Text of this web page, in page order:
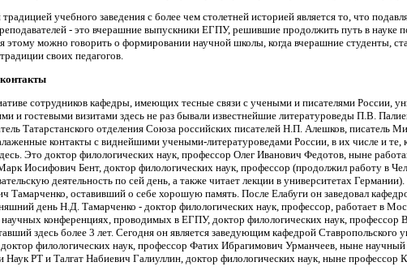
учебного заведения с более чем столетней историей является то, что
- это вчерашние выпускники ЕГПУ, решившие продолжить путь в науке
этому можно говорить о формировании научной школы, когда вчерашние студенты,
своих педагогов.
сотрудников кафедры, имеющих тесные связи с учеными и писателями России,
и гостевыми визитами здесь не раз бывали известнейшие литературоведы П.В.
Татарстанского отделения Союза российских писателей Н.П. Алешков, писатель
контакты с виднейшими учеными-литературоведами России, в их числе и те,
Это доктор филологических наук, профессор Олег Иванович Федотов, ныне
Иосифович Бент, доктор филологических наук, профессор (продолжил работу в
деятельность по сей день, а также читает лекции в университетах
Тамарченко, оставивший о себе хорошую память. После Елабуги он заведовал
день Н.Д. Тамарченко - доктор филологических наук, профессор, работает в
конференциях, проводимых в ЕГПУ, доктор филологических наук, профессор
здесь более 3 лет. Сегодня он является заведующим кафедрой Ставропольского
филологических наук, профессор Фатих Ибрагимович Урманчеев, ныне
Наук РТ и Талгат Набиевич Галиуллин, доктор филологических наук, ныне профессор